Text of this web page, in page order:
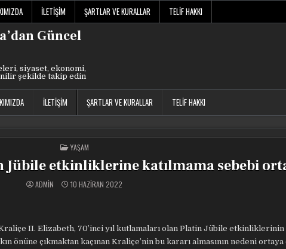
İLETIŞIM ŞARTLAR VE KURALLAR TELIF HAKKI
Güncel
siyaset, ekonomi,
şekilde takip edin
İLETIŞIM ŞARTLAR VE KURALLAR TELIF HAKKI
POSTED
IN
YAŞAM
etkinliklerine katılmama sebebi
ADMIN 10 HAZIRAN 2022
II. Elizabeth, 70’inci yıl kutlamaları olan Platin Jübile etkinliklerinin
önüne çıkmaktan kaçınan Kraliçe’nin bu kararı almasının nedeni ortaya